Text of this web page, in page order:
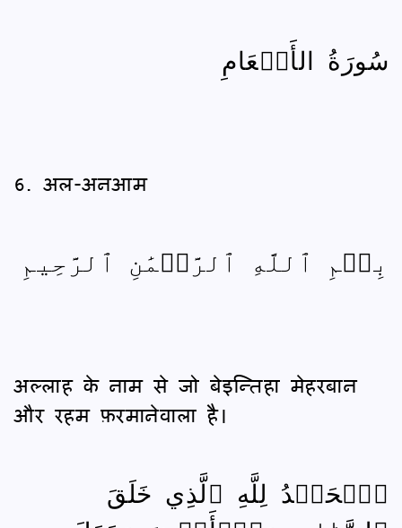
سُورَةُ الأَنۡعَامِ
6. अल-अनआम
بِسۡمِ ٱللَّهِ ٱلرَّحۡمَٰنِ ٱلرَّحِيمِ
अल्लाह के नाम से जो बेइन्तिहा मेहरबान
और रहम फ़रमानेवाला है।
ٱلۡحَمۡدُ لِلَّهِ ٱلَّذِي خَلَقَ